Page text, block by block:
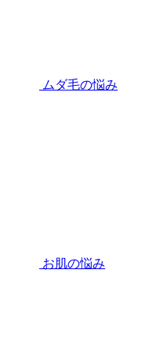
ムダ毛の悩み
お肌の悩み